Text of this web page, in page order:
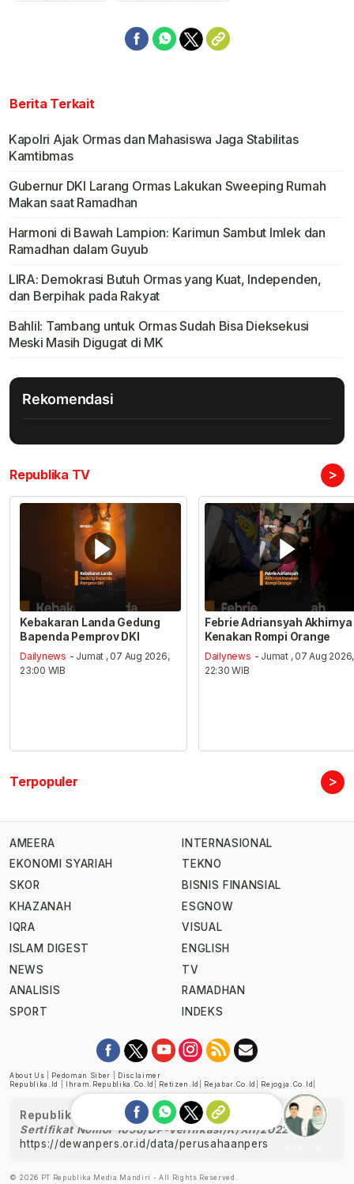
Berita Terkait
Kapolri Ajak Ormas dan Mahasiswa Jaga Stabilitas
Kamtibmas
Gubernur DKI Larang Ormas Lakukan Sweeping Rumah
Makan saat Ramadhan
Harmoni di Bawah Lampion: Karimun Sambut Imlek dan
Ramadhan dalam Guyub
LIRA: Demokrasi Butuh Ormas yang Kuat, Independen,
dan Berpihak pada Rakyat
Bahlil: Tambang untuk Ormas Sudah Bisa Dieksekusi
Meski Masih Digugat di MK
Rekomendasi
Republika TV >
Kebakaran Landa Gedung
Bapenda Pemprov DKI
Dailynews - Jumat , 07 Aug 2026,
23:00 WIB
Febrie Adriansyah Akhirnya
Kenakan Rompi Orange
Dailynews - Jumat , 07 Aug 2026,
22:30 WIB
Terpopuler >
AMEERA
EKONOMI SYARIAH
SKOR
KHAZANAH
IQRA
ISLAM DIGEST
NEWS
ANALISIS
SPORT
INTERNASIONAL
TEKNO
BISNIS FINANSIAL
ESGNOW
VISUAL
ENGLISH
TV
RAMADHAN
INDEKS
About Us Pedoman Siber
Disclaimer
Republika.id
Ihram.republika.co.id Retizen.id Rejabar.co.id Rejogja.co.id
Republika telah diverifikasi oleh Dewan Pers
Sertifikat Nomor 1058/DP-Verifikasi/K/XII/2022
https://dewanpers.or.id/data/perusahaanpers
© 2026 PT Republika Media Mandiri - All Rights Reserved.